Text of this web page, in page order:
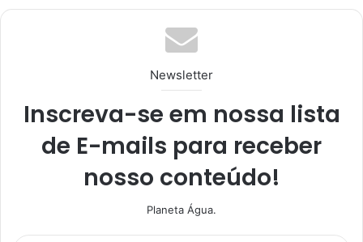
te
Newsletter
Inscreva-se em nossa lista
de E-mails para receber
nosso conteúdo!
Planeta Água.